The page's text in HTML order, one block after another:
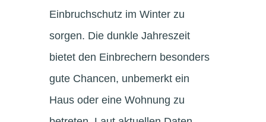
Einbruchschutz im Winter zu
sorgen. Die dunkle Jahreszeit
bietet den Einbrechern besonders
gute Chancen, unbemerkt ein
Haus oder eine Wohnung zu